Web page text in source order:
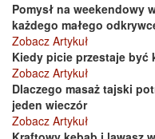
Pomysł na weekendowy
każdego małego
Zobacz Artykuł
Kiedy picie przestaje być
Zobacz Artykuł
Dlaczego masaż tajski
jeden wieczór
Zobacz Artykuł